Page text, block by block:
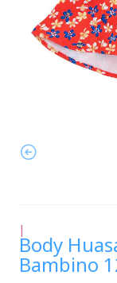
|
Body
Bambino